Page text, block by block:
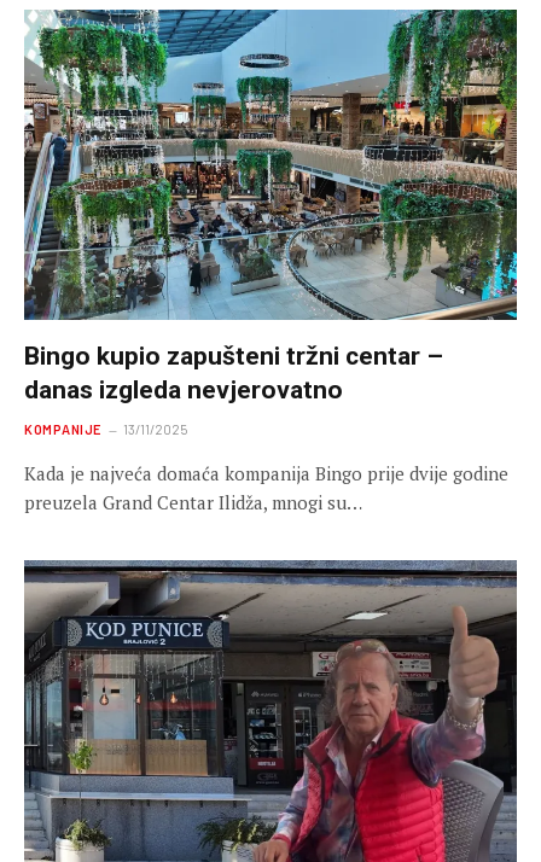
Bingo kupio zapušteni tržni centar –
danas izgleda nevjerovatno
KOMPANIJE 13/11/2025
Kada je najveća domaća kompanija Bingo prije dvije godine
preuzela Grand Centar Ilidža, mnogi su…